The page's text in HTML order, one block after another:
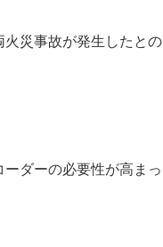
災事故が発生したとの
ダーの必要性が高まっ